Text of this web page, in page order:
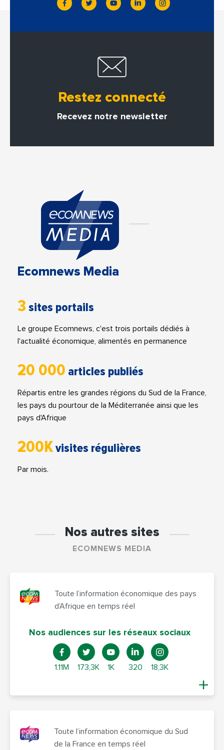
Restez connecté
Recevez notre newsletter
Ecomnews Media
3 sites portails
Le groupe Ecomnews, c'est trois portails dédiés à
l'actualité économique, alimentés en permanence
20 000 articles publiés
Répartis entre les grandes régions du Sud de la France,
les pays du pourtour de la Méditerranée ainsi que les
pays d'Afrique
200Kvisites régulières
Par mois.
Nos autres sites
ECOMNEWS MEDIA
Toute l’information économique des pays
d’Afrique en temps réel
Nos audiences sur les réseaux sociaux
1.11M 173,3K 1K 320 18,3K
Toute l’information économique du Sud
de la France en temps réel